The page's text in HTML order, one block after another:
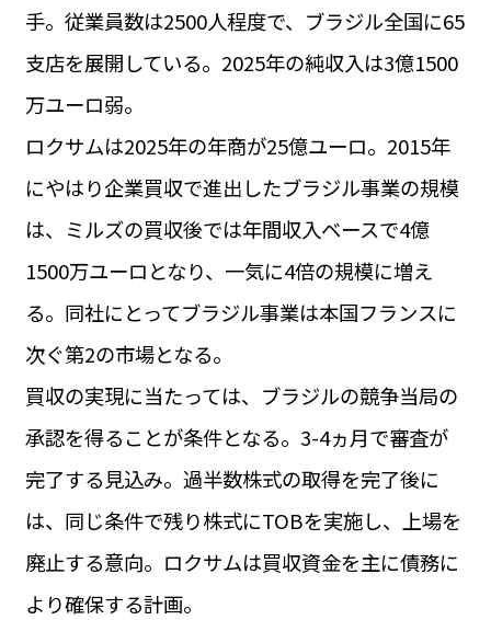
#フランスの教育制度
#アプリ
#いざという時に
#カルカッソンヌ Carcassonne
#サステナブル
#フランス生活
#レシピ #ビューティー
#コスメ
#アルザス地方
手。従業員数は2500人程度で、ブラジル全国に65
支店を展開している。2025年の純収入は3億1500
万ユーロ弱。
ロクサムは2025年の年商が25億ユーロ。2015年
にやはり企業買収で進出したブラジル事業の規模
は、ミルズの買収後では年間収入ベースで4億
1500万ユーロとなり、一気に4倍の規模に増え
る。同社にとってブラジル事業は本国フランスに
次ぐ第2の市場となる。
買収の実現に当たっては、ブラジルの競争当局の
承認を得ることが条件となる。3-4ヵ月で審査が
完了する見込み。過半数株式の取得を完了後に
は、同じ条件で残り株式にTOBを実施し、上場を
廃止する意向。ロクサムは買収資金を主に債務に
より確保する計画。